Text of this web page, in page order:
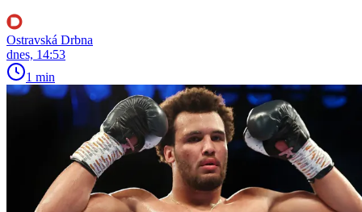
Ostravská Drbna
dnes, 14:53
1 min